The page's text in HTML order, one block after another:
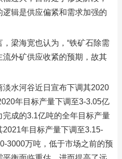
辑是供应偏紧和需求加强的
梁海宽也认为，“铁矿石除需
外矿供应收紧的预期，故其
水河谷近日宣布下调其2020
年目标产量下调至3-3.05亿
成的3.1亿吨的全年目标产量
年目标产量下调至3.15-
3000万吨，低于市场之前的预